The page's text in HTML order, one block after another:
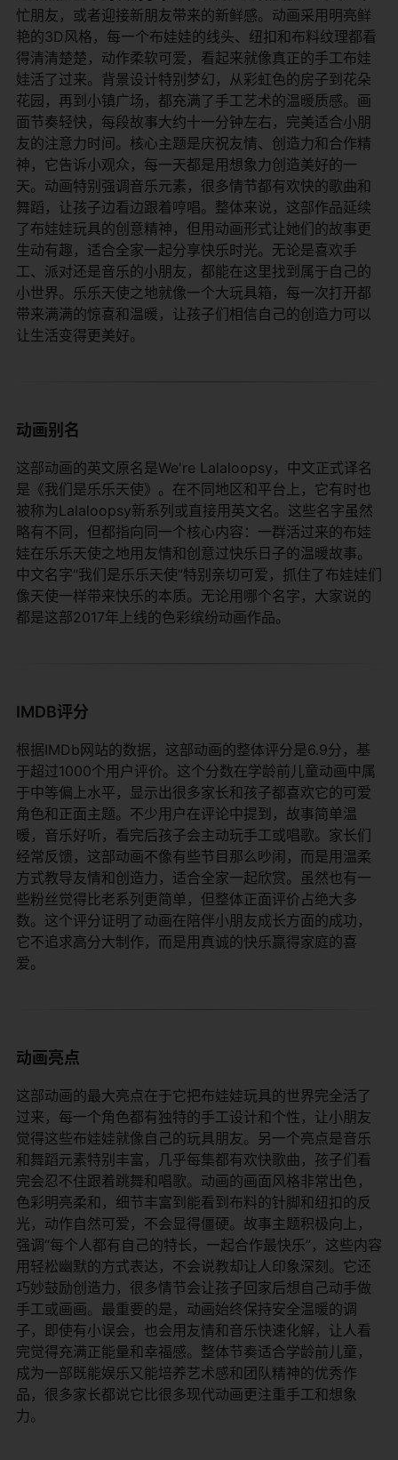
忙朋友，或者迎接新朋友带来的新鲜感。动画采用明亮鲜
艳的3D风格，每一个布娃娃的线头、纽扣和布料纹理都看
得清清楚楚，动作柔软可爱，看起来就像真正的手工布娃
娃活了过来。背景设计特别梦幻，从彩虹色的房子到花朵
花园，再到小镇广场，都充满了手工艺术的温暖质感。画
面节奏轻快，每段故事大约十一分钟左右，完美适合小朋
友的注意力时间。核心主题是庆祝友情、创造力和合作精
神，它告诉小观众，每一天都是用想象力创造美好的一
天。动画特别强调音乐元素，很多情节都有欢快的歌曲和
舞蹈，让孩子边看边跟着哼唱。整体来说，这部作品延续
了布娃娃玩具的创意精神，但用动画形式让她们的故事更
生动有趣，适合全家一起分享快乐时光。无论是喜欢手
工、派对还是音乐的小朋友，都能在这里找到属于自己的
小世界。乐乐天使之地就像一个大玩具箱，每一次打开都
带来满满的惊喜和温暖，让孩子们相信自己的创造力可以
让生活变得更美好。
动画别名
这部动画的英文原名是We're Lalaloopsy，中文正式译名
是《我们是乐乐天使》。在不同地区和平台上，它有时也
被称为Lalaloopsy新系列或直接用英文名。这些名字虽然
略有不同，但都指向同一个核心内容：一群活过来的布娃
娃在乐乐天使之地用友情和创意过快乐日子的温暖故事。
中文名字“我们是乐乐天使”特别亲切可爱，抓住了布娃娃们
像天使一样带来快乐的本质。无论用哪个名字，大家说的
都是这部2017年上线的色彩缤纷动画作品。
IMDB评分
根据IMDb网站的数据，这部动画的整体评分是6.9分，基
于超过1000个用户评价。这个分数在学龄前儿童动画中属
于中等偏上水平，显示出很多家长和孩子都喜欢它的可爱
角色和正面主题。不少用户在评论中提到，故事简单温
暖，音乐好听，看完后孩子会主动玩手工或唱歌。家长们
经常反馈，这部动画不像有些节目那么吵闹，而是用温柔
方式教导友情和创造力，适合全家一起欣赏。虽然也有一
些粉丝觉得比老系列更简单，但整体正面评价占绝大多
数。这个评分证明了动画在陪伴小朋友成长方面的成功，
它不追求高分大制作，而是用真诚的快乐赢得家庭的喜
爱。
动画亮点
这部动画的最大亮点在于它把布娃娃玩具的世界完全活了
过来，每一个角色都有独特的手工设计和个性，让小朋友
觉得这些布娃娃就像自己的玩具朋友。另一个亮点是音乐
和舞蹈元素特别丰富，几乎每集都有欢快歌曲，孩子们看
完会忍不住跟着跳舞和唱歌。动画的画面风格非常出色，
色彩明亮柔和，细节丰富到能看到布料的针脚和纽扣的反
光，动作自然可爱，不会显得僵硬。故事主题积极向上，
强调“每个人都有自己的特长，一起合作最快乐”，这些内容
用轻松幽默的方式表达，不会说教却让人印象深刻。它还
巧妙鼓励创造力，很多情节会让孩子回家后想自己动手做
手工或画画。最重要的是，动画始终保持安全温暖的调
子，即使有小误会，也会用友情和音乐快速化解，让人看
完觉得充满正能量和幸福感。整体节奏适合学龄前儿童，
成为一部既能娱乐又能培养艺术感和团队精神的优秀作
品，很多家长都说它比很多现代动画更注重手工和想象
力。